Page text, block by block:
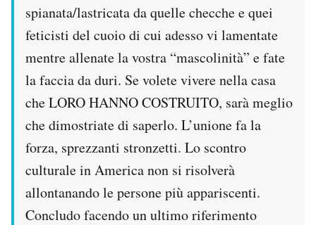
spianata/lastricata da quelle checche e quei
feticisti del cuoio di cui adesso vi lamentate
mentre allenate la vostra “mascolinità” e fate
la faccia da duri. Se volete vivere nella casa
che LORO HANNO COSTRUITO, sarà meglio
che dimostriate di saperlo. L’unione fa la
forza, sprezzanti stronzetti. Lo scontro
culturale in America non si risolverà
allontanando le persone più appariscenti.
Concludo facendo un ultimo riferimento